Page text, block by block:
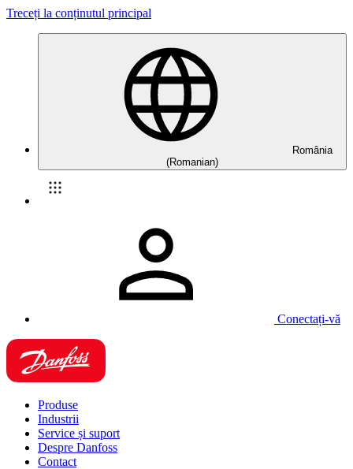
Treceți la conținutul principal
România
(Romanian)
Conectați-vă
Produse
Industrii
Service și suport
Despre Danfoss
Contact